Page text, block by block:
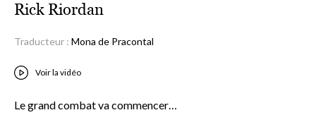
Rick Riordan
Traducteur : Mona de Pracontal
Voir la vidéo
Le grand combat va commencer…